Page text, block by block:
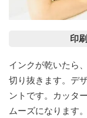
印
インクが乾いたら
切り抜きます。デ
ントです。カッタ
ムーズになります。